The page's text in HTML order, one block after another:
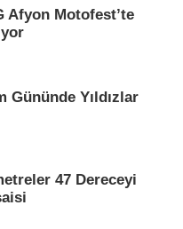
Afyon Motofest’te
Gününde Yıldızlar
47 Dereceyi